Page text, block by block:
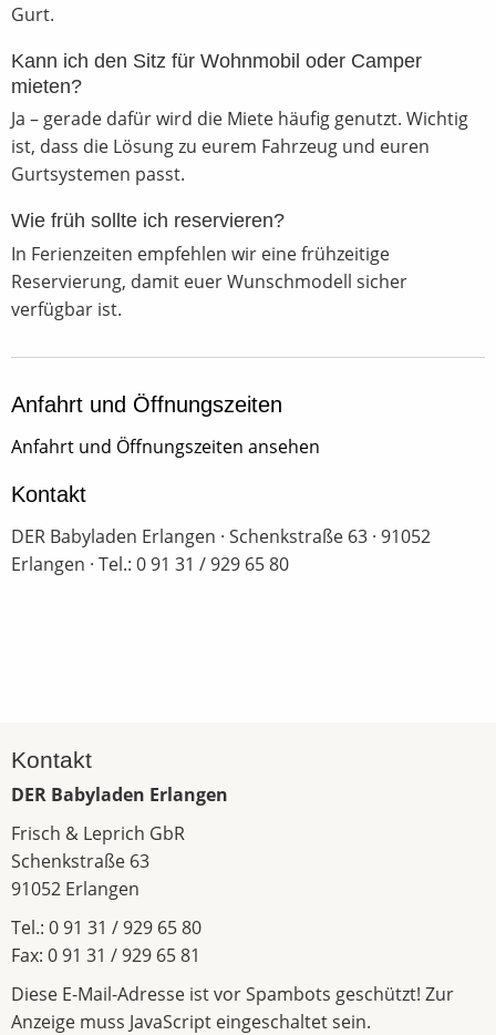
Gurt.
Kann ich den Sitz für Wohnmobil oder Camper
mieten?
Ja – gerade dafür wird die Miete häufig genutzt. Wichtig
ist, dass die Lösung zu eurem Fahrzeug und euren
Gurtsystemen passt.
Wie früh sollte ich reservieren?
In Ferienzeiten empfehlen wir eine frühzeitige
Reservierung, damit euer Wunschmodell sicher
verfügbar ist.
Anfahrt und Öffnungszeiten
Anfahrt und Öffnungszeiten ansehen
Kontakt
DER Babyladen Erlangen · Schenkstraße 63 · 91052
Erlangen · Tel.: 0 91 31 / 929 65 80
Kontakt
DER Babyladen Erlangen
Frisch & Leprich GbR
Schenkstraße 63
91052 Erlangen
Tel.: 0 91 31 / 929 65 80
Fax: 0 91 31 / 929 65 81
Diese E-Mail-Adresse ist vor Spambots geschützt! Zur
Anzeige muss JavaScript eingeschaltet sein.